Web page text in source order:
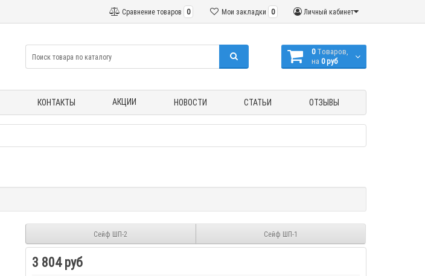
Личный кабинет
Мои закладки 0
Сравнение товаров 0
0 Tоваров,
на 0 руб
КОНТАКТЫ АКЦИИ НОВОСТИ СТАТЬИ ОТЗЫВЫ
Сейф ШП-2 Сейф ШП-1
3 804 руб